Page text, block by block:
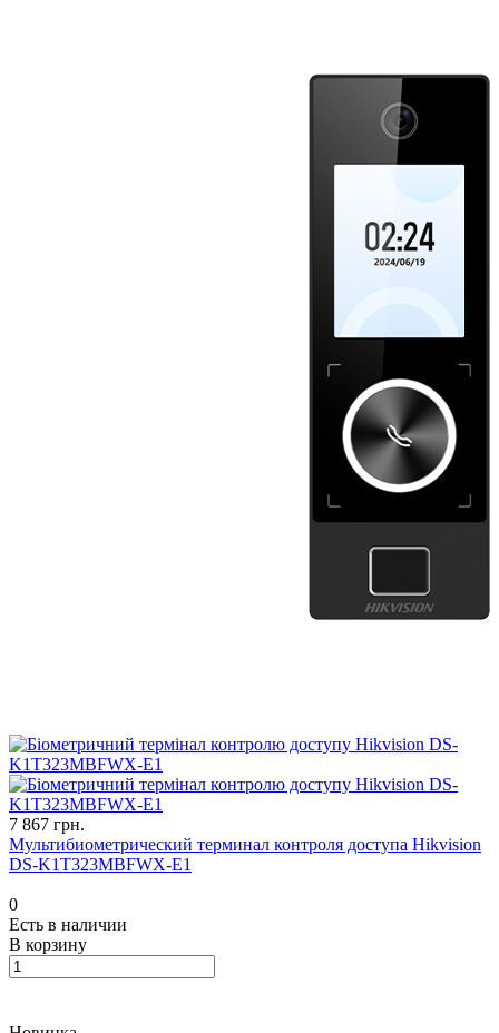
7 867 грн.
Мультибиометрический терминал контроля доступа Hikvision
DS-K1T323MBFWX-E1
0
Есть в наличии
В корзину